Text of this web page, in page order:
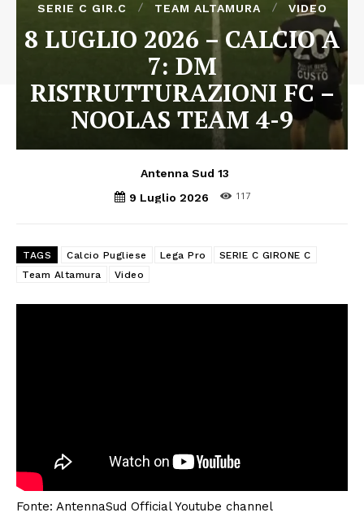
SERIE C GIR.C TEAM ALTAMURA VIDEO
8 LUGLIO 2026 – CALCIO A
7: DM
RISTRUTTURAZIONI FC –
NOOLAS TEAM 4-9
Antenna Sud 13
9 Luglio 2026
117
TAGS Calcio Pugliese Lega Pro
SERIE C GIRONE C
Team Altamura
Video
Fonte: AntennaSud Official Youtube channel